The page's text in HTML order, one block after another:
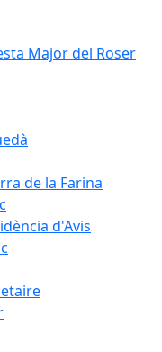
Major del Roser
de la Farina
d'Avis